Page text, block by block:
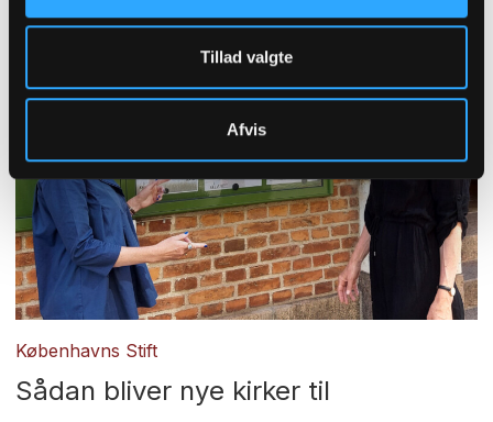
Tillad valgte
Afvis
Københavns Stift
Sådan bliver nye kirker til